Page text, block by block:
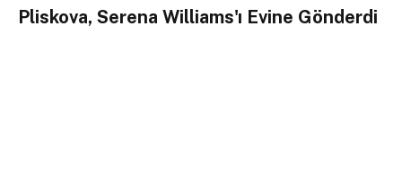
Pliskova, Serena Williams'ı Evine Gönderdi